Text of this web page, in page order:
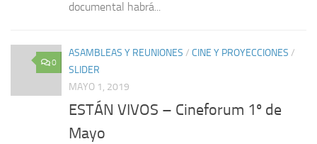
documental habrá...
0
ASAMBLEAS Y REUNIONES / CINE Y PROYECCIONES /
SLIDER
MAYO 1, 2019
ESTÁN VIVOS – Cineforum 1º de
Mayo